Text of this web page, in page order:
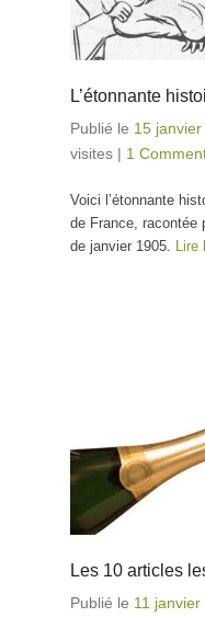
L’étonnante
Publié le 15
visites | 1
Voici l’étonnante
de France, racontée
de janvier 1905.
Les 10 articles
Publié le 11 janvier